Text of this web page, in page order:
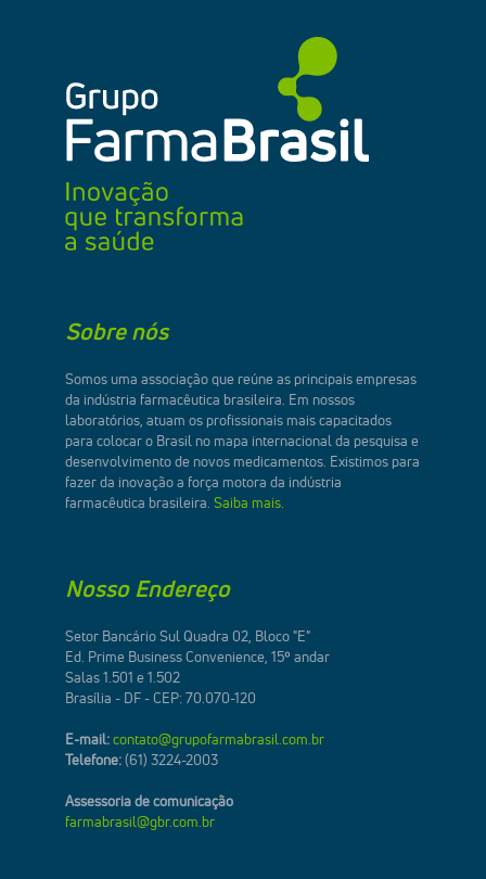
Sobre nós
Somos uma associação que reúne as principais empresas
da indústria farmacêutica brasileira. Em nossos
laboratórios, atuam os profissionais mais capacitados
para colocar o Brasil no mapa internacional da pesquisa e
desenvolvimento de novos medicamentos. Existimos para
fazer da inovação a força motora da indústria
farmacêutica brasileira. Saiba mais.
Nosso Endereço
Setor Bancário Sul Quadra 02, Bloco "E"
Ed. Prime Business Convenience, 15º andar
Salas 1.501 e 1.502
Brasília - DF - CEP: 70.070-120
E-mail:contato@grupofarmabrasil.com.br
Telefone:(61) 3224-2003
Assessoria de comunicação
farmabrasil@gbr.com.br